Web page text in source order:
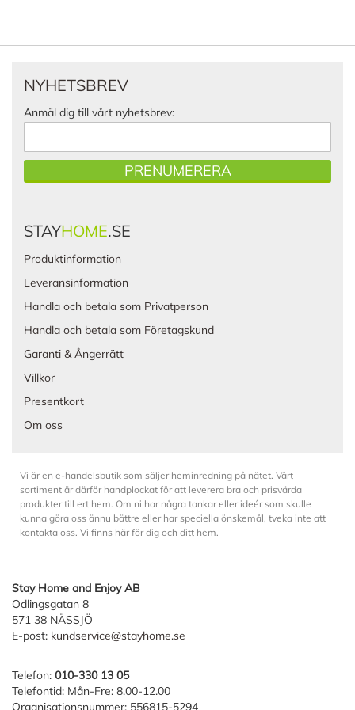
NYHETSBREV
Anmäl dig till vårt nyhetsbrev:
PRENUMERERA
STAYHOME.SE
Produktinformation
Leveransinformation
Handla och betala som Privatperson
Handla och betala som Företagskund
Garanti & Ångerrätt
Villkor
Presentkort
Om oss
Vi är en e-handelsbutik som säljer heminredning på nätet. Vårt
sortiment är därför handplockat för att leverera bra och prisvärda
produkter till ert hem. Om ni har några tankar eller ideér som skulle
kunna göra oss ännu bättre eller har speciella önskemål, tveka inte att
kontakta oss. Vi finns här för dig och ditt hem.
Stay Home and Enjoy AB
Odlingsgatan 8
571 38 NÄSSJÖ
E-post: kundservice@stayhome.se
Telefon: 010-330 13 05
Telefontid: Mån-Fre: 8.00-12.00
Organisationsnummer: 556815-5294